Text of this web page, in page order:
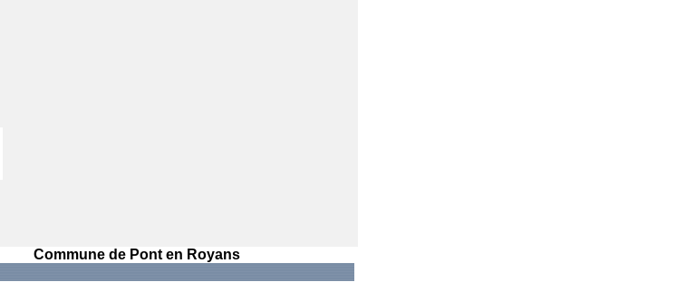
Commune de Pont en Royans